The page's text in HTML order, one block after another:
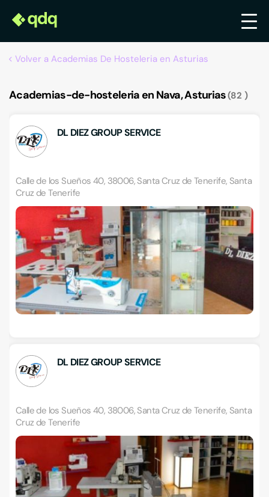
Volver a Academias De Hosteleria en Asturias
Academias-de-hosteleria en Nava, Asturias 82
DL DIEZ GROUP SERVICE
Calle de los Sueños 40, 38006, Santa Cruz de Tenerife, Santa
Cruz de Tenerife
DL DIEZ GROUP SERVICE
Calle de los Sueños 40, 38006, Santa Cruz de Tenerife, Santa
Cruz de Tenerife